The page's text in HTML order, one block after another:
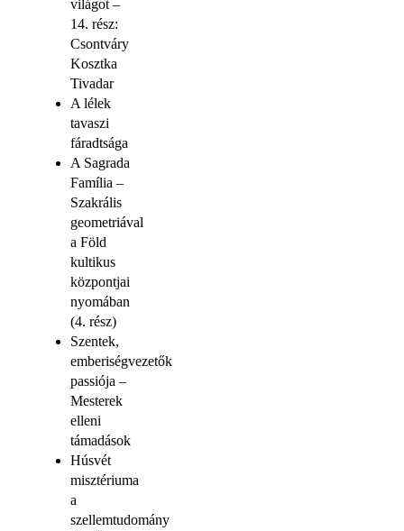
világot –
14. rész:
Csontváry
Kosztka
Tivadar
A lélek
tavaszi
fáradtsága
A Sagrada
Família –
Szakrális
geometriával
a Föld
kultikus
központjai
nyomában
(4. rész)
Szentek,
emberiségvezetők
passiója –
Mesterek
elleni
támadások
Húsvét
misztériuma
a
szellemtudomány